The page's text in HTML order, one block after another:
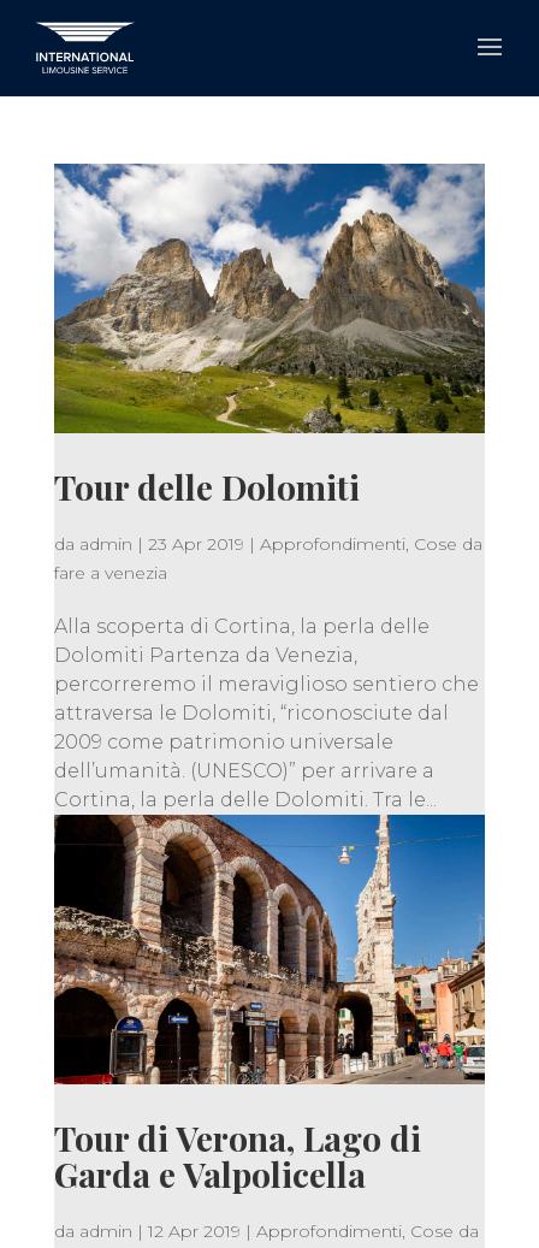
Tour delle Dolomiti
da admin | 23 Apr 2019 | Approfondimenti, Cose da
fare a venezia
Alla scoperta di Cortina, la perla delle
Dolomiti Partenza da Venezia,
percorreremo il meraviglioso sentiero che
attraversa le Dolomiti, “riconosciute dal
2009 come patrimonio universale
dell’umanità. (UNESCO)” per arrivare a
Cortina, la perla delle Dolomiti. Tra le...
Tour di Verona, Lago di
Garda e Valpolicella
da admin | 12 Apr 2019 | Approfondimenti, Cose da